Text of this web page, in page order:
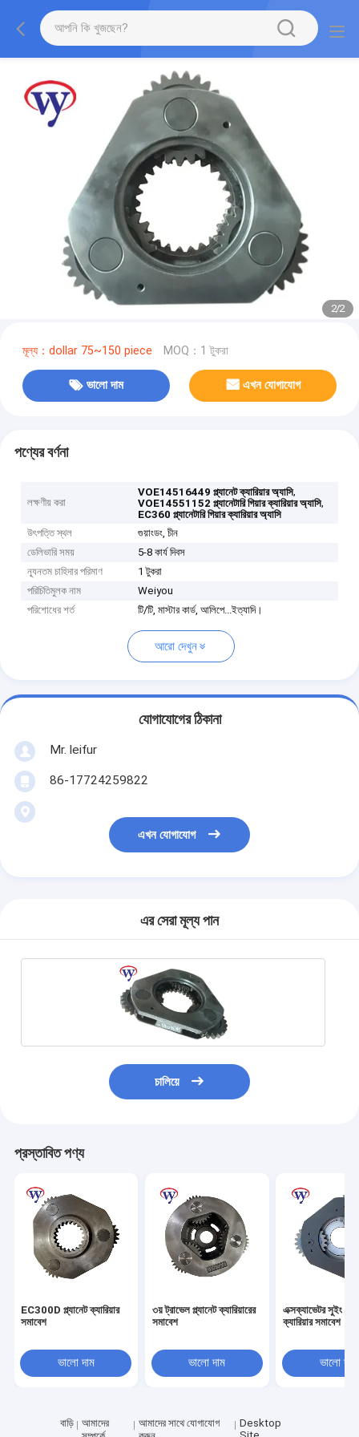
2/2
মূল্য：dollar 75~150 piece MOQ：1 টুকরা
ভালো দাম এখন যোগাযোগ
পণ্যের বর্ণনা
লক্ষণীয় করা
VOE14516449 প্ল্যানেট ক্যারিয়ার অ্যাসি,
VOE14551152 প্ল্যানেটারি গিয়ার ক্যারিয়ার অ্যাসি,
EC360 প্ল্যানেটারি গিয়ার ক্যারিয়ার অ্যাসি
উৎপত্তি স্থল
গুয়াংডং, চীন
ডেলিভারি সময়
5-8 কার্য দিবস
ন্যূনতম চাহিদার পরিমাণ
1 টুকরা
পরিচিতিমুলক নাম
Weiyou
পরিশোধের শর্ত
টি/টি, মাস্টার কার্ড, আলিপে...ইত্যাদি।
আরো দেখুন
যোগাযোগের ঠিকানা
Mr. leifur
86-17724259822
এখন যোগাযোগ
এর সেরা মূল্য পান
চালিয়ে
প্রস্তাবিত পণ্য
EC300D প্ল্যানেট ক্যারিয়ার
সমাবেশ
ভালো দাম
৩য় ট্রাভেল প্ল্যানেট ক্যারিয়ারের
সমাবেশ
ভালো দাম
এক্সক্যাভেটর সুইং
ক্যারিয়ার সমাবেশ
ভালো দাম
বাড়ি
আমাদের
আমাদের সাথে যোগাযোগ
Desktop